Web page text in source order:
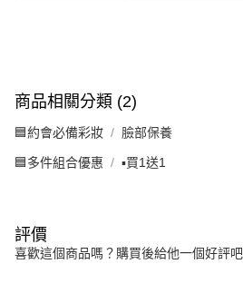
商品相關分類 (2)
🟦約會必備彩妝 臉部保養
🟦多件組合優惠 ▪️買1送1
評價
喜歡這個商品嗎？購買後給他一個好評吧